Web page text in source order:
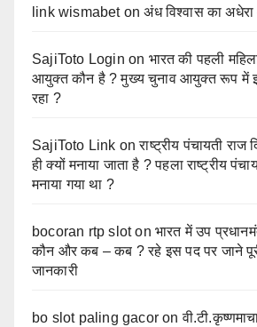
link wismabetonअंध विश्वास का
SajiToto Login on भारत की पहली
आयुक्त कौन है ? मुख्य चुनाव आयुक्त रूप में
रहा ?
SajiToto Link onराष्ट्रीय पंचायती
ही क्यों मनाया जाता है ? पहला राष्ट्रीय
मनाया गया था ?
bocoran rtp slotonभारत में उप
कौन और कब – कब ? रहे इस पद पर जाने
जानकारी
bo slot paling gacor on